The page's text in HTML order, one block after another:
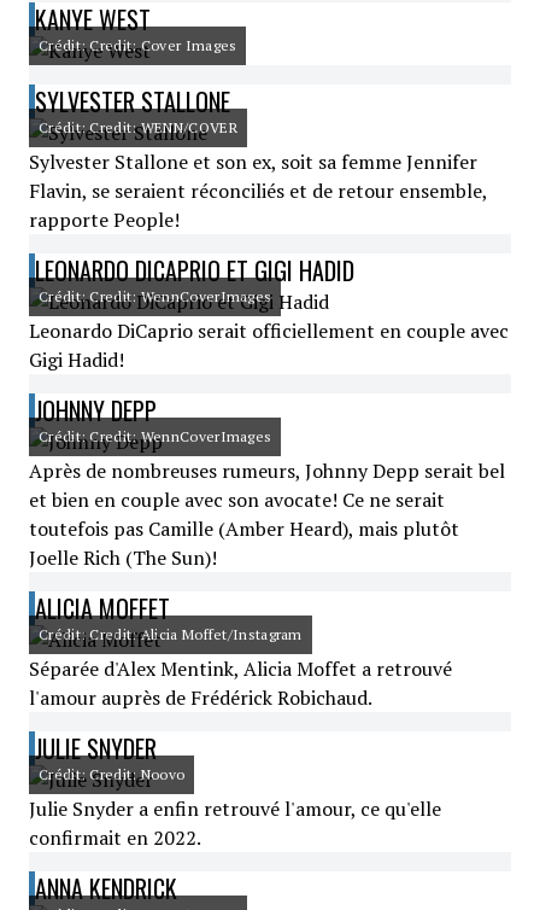
KANYE WEST
Crédit: Credit: Cover Images
SYLVESTER STALLONE
Crédit: Credit: WENN/COVER
Sylvester Stallone et son ex, soit sa femme Jennifer
Flavin, se seraient réconciliés et de retour ensemble,
rapporte People!
LEONARDO DICAPRIO ET GIGI HADID
Crédit: Credit: WennCoverImages
Leonardo DiCaprio serait officiellement en couple avec
Gigi Hadid!
JOHNNY DEPP
Crédit: Credit: WennCoverImages
Après de nombreuses rumeurs, Johnny Depp serait bel
et bien en couple avec son avocate! Ce ne serait
toutefois pas Camille (Amber Heard), mais plutôt
Joelle Rich (The Sun)!
ALICIA MOFFET
Crédit: Credit: Alicia Moffet/Instagram
Séparée d'Alex Mentink, Alicia Moffet a retrouvé
l'amour auprès de Frédérick Robichaud.
JULIE SNYDER
Crédit: Credit: Noovo
Julie Snyder a enfin retrouvé l'amour, ce qu'elle
confirmait en 2022.
ANNA KENDRICK